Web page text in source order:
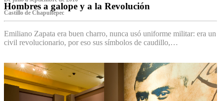
Hombres a galope y a la Revolución
Castillo de Chapultepec
Emiliano Zapata era buen charro, nunca usó uniforme militar: era un
civil revolucionario, por eso sus símbolos de caudillo,…